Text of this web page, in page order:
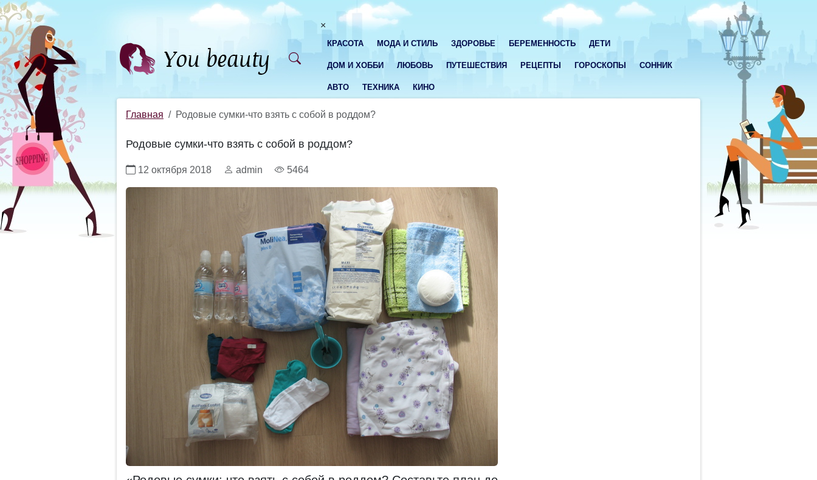
×
КРАСОТА МОДА И СТИЛЬ ЗДОРОВЬЕ БЕРЕМЕННОСТЬ ДЕТИ
ДОМ И ХОББИ ЛЮБОВЬ ПУТЕШЕСТВИЯ РЕЦЕПТЫ ГОРОСКОПЫ СОННИК
АВТО ТЕХНИКА КИНО
Главная Родовые сумки-что взять с собой в роддом?
Родовые сумки-что взять с собой в роддом?
12 октября 2018 admin 5464